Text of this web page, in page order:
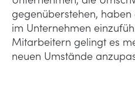
gegenüberstehen,
im Unternehmen
Mitarbeitern gelingt es
neuen Umstände